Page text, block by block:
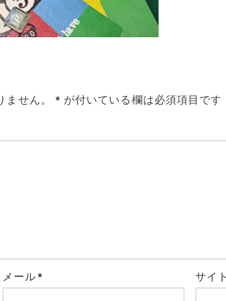
せん。 * が付いている欄は必須項目です
メール* サイ